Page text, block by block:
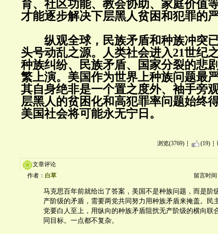
育、社区功能、教会协助、家庭价值
才能逐步解决下层黑人贫困和犯罪的
纵观全球，民族矛盾和种族冲突
头号动乱之源。人类社会进入21世纪
种族纠纷、民族矛盾、国家分裂的悲
繁上演。美国作为世界上种族问题最
其自身绝非是一个置之度外、袖手旁
层黑人的贫困化和高犯罪率问题始终
美国社会将可能永无宁日。
浏览(3769) (19)
文章评论
作者： 白草 留言时间
马克思百年前就给出了答案，美国不是种族问题，而是阶
产阶级的矛盾，需要两党共同努力用种族矛盾来掩盖。民
党要白人至上，用纵向的种族矛盾阻扰无产阶级的横向联
同目标。一点都不复杂。